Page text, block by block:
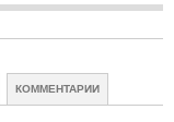
КОММЕНТАРИИ